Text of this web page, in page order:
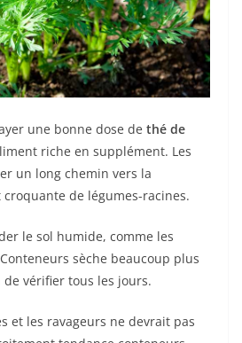
une bonne dose de thé de
riche en supplément. Les
un long chemin vers la
de légumes-racines.
le sol humide, comme les
sèche beaucoup plus
vérifier tous les jours.
et les ravageurs ne devrait pas